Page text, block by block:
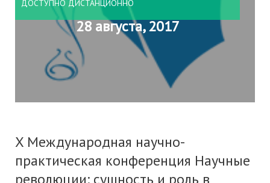
ДОСТУПНО ДИСТАНЦИОННО
28 августа, 2017
X Международная научно-
практическая конференция Научные
революции: сущность и роль в